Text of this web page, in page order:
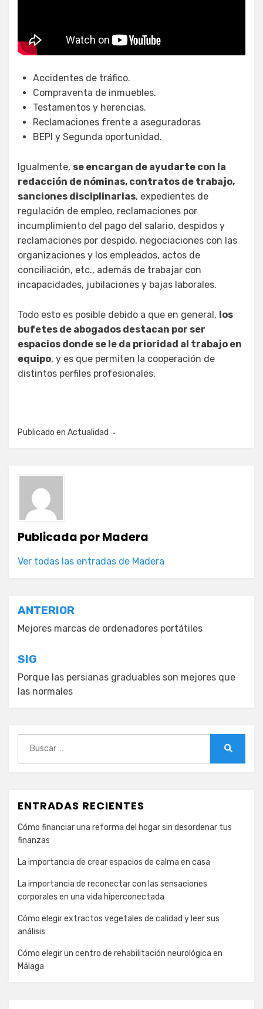
Accidentes de tráfico.
Compraventa de inmuebles.
Testamentos y herencias.
Reclamaciones frente a aseguradoras
BEPI y Segunda oportunidad.
Igualmente, se encargan de ayudarte con la
redacción de nóminas, contratos de trabajo,
sanciones disciplinarias, expedientes de
regulación de empleo, reclamaciones por
incumplimiento del pago del salario, despidos y
reclamaciones por despido, negociaciones con las
organizaciones y los empleados, actos de
conciliación, etc., además de trabajar con
incapacidades, jubilaciones y bajas laborales.
Todo esto es posible debido a que en general, los
bufetes de abogados destacan por ser
espacios donde se le da prioridad al trabajo en
equipo, y es que permiten la cooperación de
distintos perfiles profesionales.
Publicado en Actualidad
Publicada porMadera
Ver todas las entradas de Madera
Navegación
de
entradas
ANTERIOR
Mejores marcas de ordenadores portátiles
SIG
Porque las persianas graduables son mejores que
las normales
ENTRADAS RECIENTES
Cómo financiar una reforma del hogar sin desordenar tus
finanzas
La importancia de crear espacios de calma en casa
La importancia de reconectar con las sensaciones
corporales en una vida hiperconectada
Cómo elegir extractos vegetales de calidad y leer sus
análisis
Cómo elegir un centro de rehabilitación neurológica en
Málaga